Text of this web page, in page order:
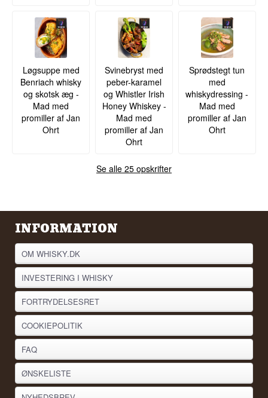
Løgsuppe med
Benriach whisky
og skotsk æg -
Mad med
promiller af Jan
Ohrt
Svinebryst med
peber-karamel
og Whistler Irish
Honey Whiskey -
Mad med
promiller af Jan
Ohrt
Sprødstegt tun
med
whiskydressing -
Mad med
promiller af Jan
Ohrt
Se alle 25 opskrifter
INFORMATION
OM WHISKY.DK
INVESTERING I WHISKY
FORTRYDELSESRET
COOKIEPOLITIK
FAQ
ØNSKELISTE